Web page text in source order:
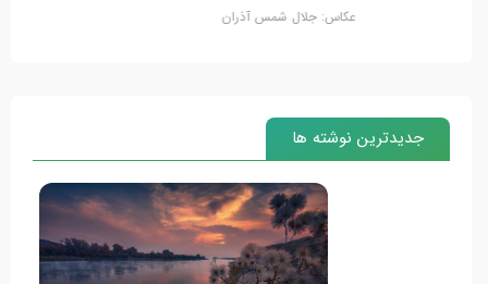
عکاس: جلال شمس آذران
جدیدترین نوشته ها